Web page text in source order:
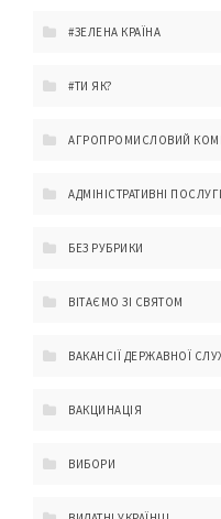
#ЗЕЛЕНА КРАЇНА
#ТИ ЯК?
АГРОПРОМИСЛОВИЙ
АДМІНІСТРАТИВНІ
БЕЗ РУБРИКИ
ВІТАЄМО ЗІ СВЯТОМ
ВАКАНСІЇ ДЕРЖАВНОЇ
ВАКЦИНАЦІЯ
ВИБОРИ